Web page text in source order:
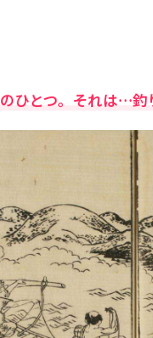
ひとつ。それは…